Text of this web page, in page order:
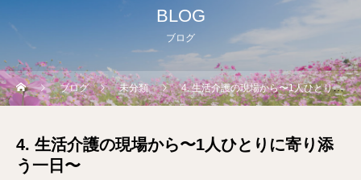
BLOG
ブログ
ブログ 未分類 4. 生活介護の現場から〜1人ひとりに寄り添う一日〜
4. 生活介護の現場から〜1人ひとりに寄り添
う一日〜